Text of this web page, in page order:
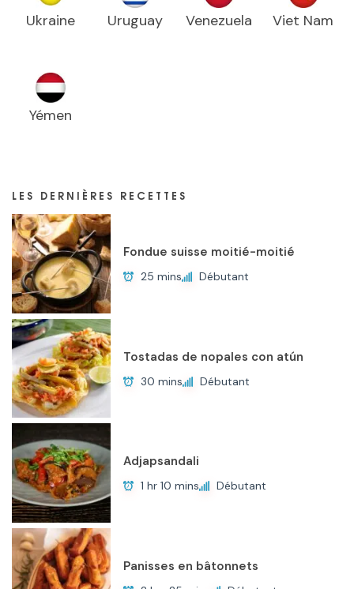
Ukraine Uruguay Venezuela Viet Nam
Yémen
LES DERNIÈRES RECETTES
Fondue suisse moitié-moitié
25 mins Débutant
Tostadas de nopales con atún
30 mins Débutant
Adjapsandali
1 hr 10 mins Débutant
Panisses en bâtonnets